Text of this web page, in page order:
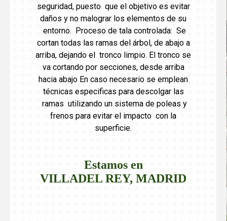
seguridad, puesto que el objetivo es evitar
daños y no malograr los elementos de su
entorno. Proceso de tala controlada: Se
cortan todas las ramas del árbol, de abajo a
arriba, dejando el tronco limpio. El tronco se
va cortando por secciones, desde arriba
hacia abajo En caso necesario se emplean
técnicas especificas para descolgar las
ramas utilizando un sistema de poleas y
frenos para evitar el impacto con la
superficie.
Estamos en
VILLADEL REY, MADRID